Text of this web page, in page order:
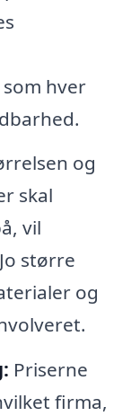
hver
og
skal
vil
større
og
Priserne
firma,